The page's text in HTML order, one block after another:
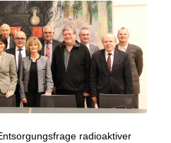
radioaktiver